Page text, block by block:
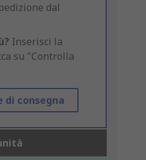
dal
Inserisci la
su "Controlla
di consegna